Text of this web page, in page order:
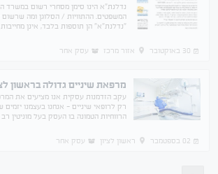
נדלנת"א הינו סימן מסחרי רשום במשרד
המשפטים. ההתוויות / הסלוגן ומה שרשום
"נדלנת"א" הן תוספות בלבד, אינן מחייבות
30 באוקטובר
אזור מרכז עסק אחר
מרפאת שיניים גדולה בראשון
עקב הזדמנות עסקית אנו מציעים את
רק לרופאי שיניים - אנחנו בעצמנו
הרווחיות הטמונה בו העסק בעל מוניטין
02 בספטמבר
ראשון לציון עסק אחר